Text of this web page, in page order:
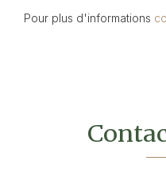
Pour plus d'informations